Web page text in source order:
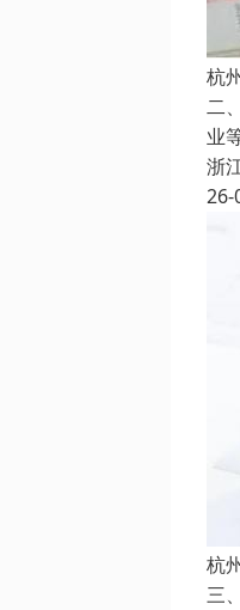
杭
二
业
浙
26-
杭
三